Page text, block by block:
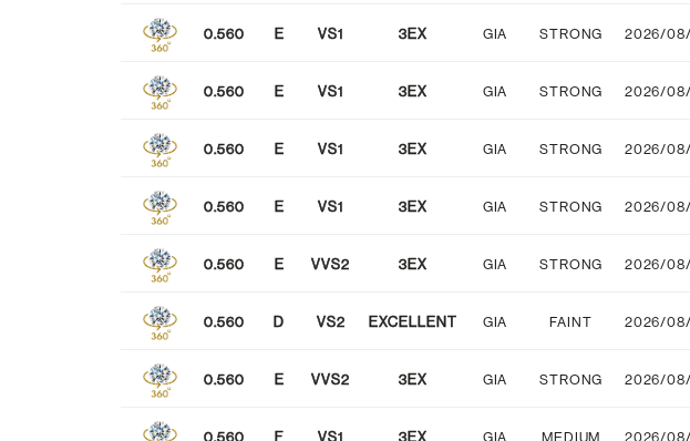
0.560 E VS1 3EX GIA STRONG 2026/
0.560 E VS1 3EX GIA STRONG 2026/
0.560 E VS1 3EX GIA STRONG 2026/
0.560 E VS1 3EX GIA STRONG 2026/
0.560 E VVS2 3EX GIA STRONG 2026/
0.560 D VS2 EXCELLENT GIA FAINT 2026/
0.560 E VVS2 3EX GIA STRONG 2026/
0.560 F VS1 3EX GIA MEDIUM 2026/